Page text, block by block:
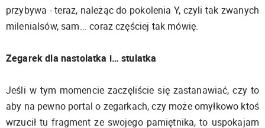
przybywa - teraz, należąc do pokolenia Y, czyli tak zwanych
milenialsów, sam... coraz częściej tak mówię.
Zegarek dla nastolatka i… stulatka
Jeśli w tym momencie zaczęliście się zastanawiać, czy to
aby na pewno portal o zegarkach, czy może omyłkowo ktoś
wrzucił tu fragment ze swojego pamiętnika, to uspokajam